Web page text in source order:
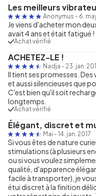
Les meilleurs
Anonymus - 6.
Je viens d'acheter mon
avait 4 ans et était fatigué !
Achat vérifié
ACHETEZ-LE !
Nadja - 23. jan.
Il tient ses promesses.
et aussi silencieuses que
C'est bien qu'il soit
longtemps.
Achat vérifié
Élégant, discret et
Mai - 14. jan. 2017
Si vous êtes de nature
stimulations (à plusieurs
ou si vous voulez
qualité, d'apparence
facile à transporter), je
étui discret à la finition